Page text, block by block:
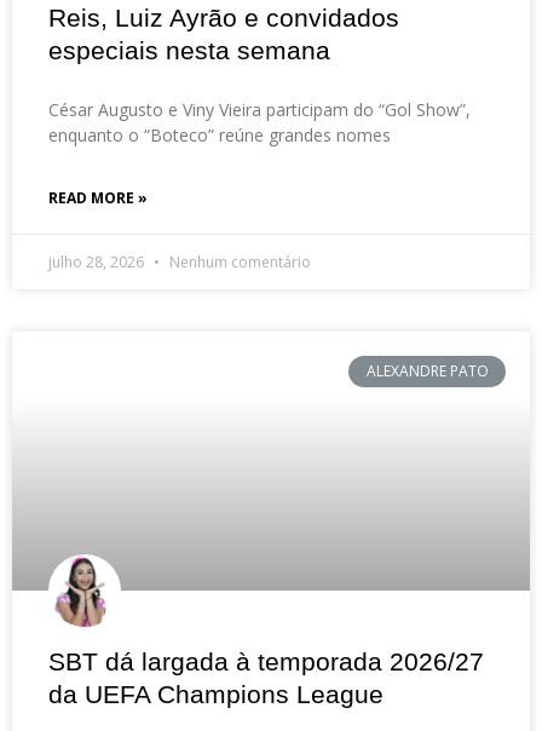
Reis, Luiz Ayrão e convidados
especiais nesta semana
César Augusto e Viny Vieira participam do “Gol Show”,
enquanto o “Boteco” reúne grandes nomes
READ MORE »
julho 28, 2026 Nenhum comentário
ALEXANDRE PATO
SBT dá largada à temporada 2026/27
da UEFA Champions League